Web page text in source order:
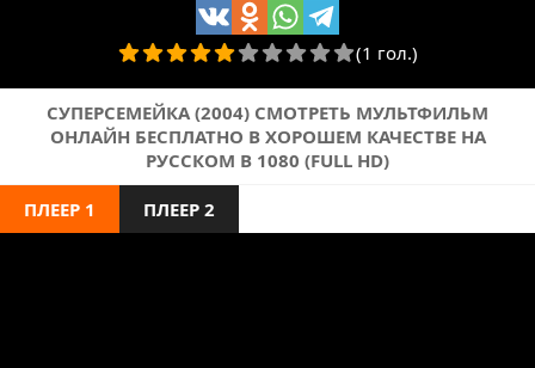
(1 гол.)
СУПЕРСЕМЕЙКА (2004) СМОТРЕТЬ МУЛЬТФИЛЬМ
ОНЛАЙН БЕСПЛАТНО В ХОРОШЕМ КАЧЕСТВЕ НА
РУССКОМ В 1080 (FULL HD)
ПЛЕЕР 1 ПЛЕЕР 2